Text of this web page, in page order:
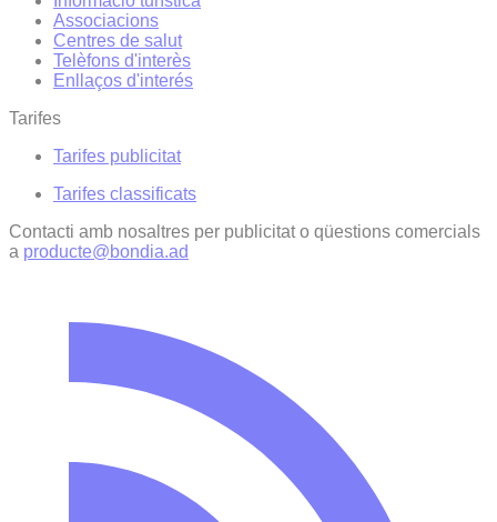
Associacions
Centres de salut
Telèfons d'interès
Enllaços d'interés
Tarifes
Tarifes publicitat
Tarifes classificats
Contacti amb nosaltres per publicitat o qüestions comercials
a producte@bondia.ad